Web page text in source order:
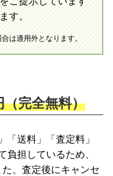
す。
は適用外となります。
（完全無料）
「送料」「査定料」
負担しているため、
、査定後にキャンセ